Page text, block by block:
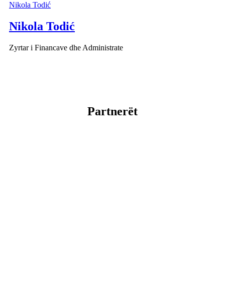
Nikola Todić
Nikola Todić
Zyrtar i Financave dhe Administrate
Partnerët